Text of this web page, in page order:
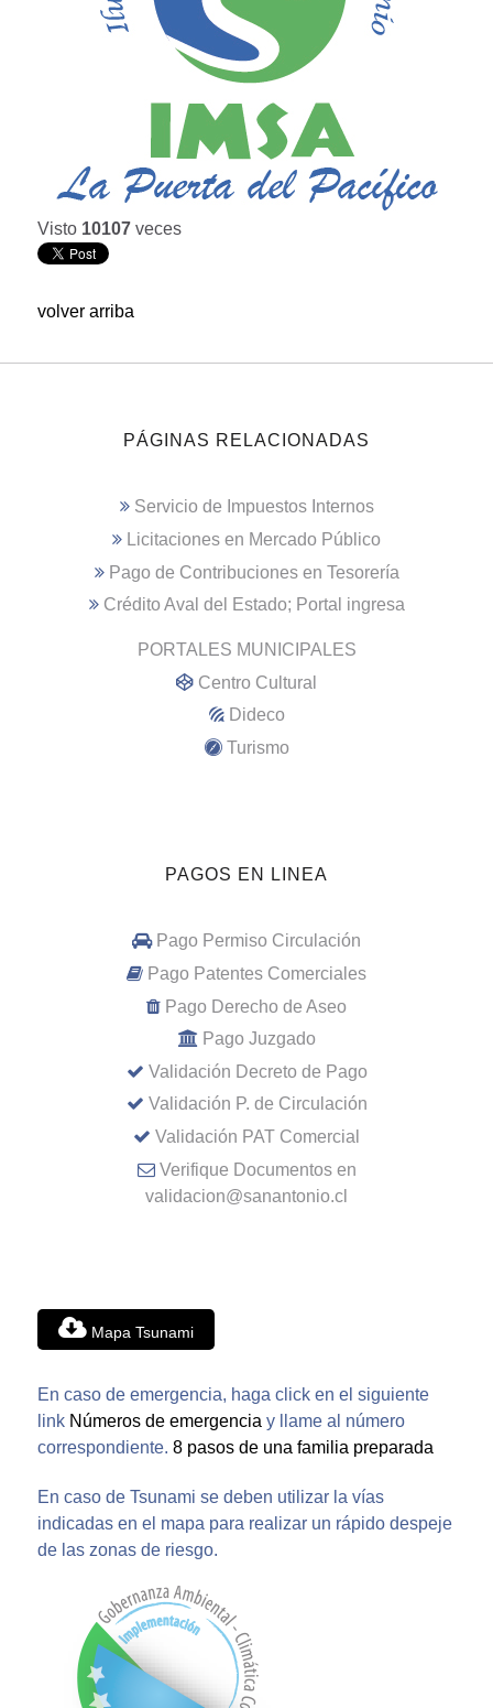
Visto 10107 veces
volver arriba
PÁGINAS RELACIONADAS
Servicio de Impuestos Internos
Licitaciones en Mercado Público
Pago de Contribuciones en Tesorería
Crédito Aval del Estado; Portal ingresa
PORTALES MUNICIPALES
Centro Cultural
Dideco
Turismo
PAGOS EN LINEA
Pago Permiso Circulación
Pago Patentes Comerciales
Pago Derecho de Aseo
Pago Juzgado
Validación Decreto de Pago
Validación P. de Circulación
Validación PAT Comercial
Verifique Documentos en
validacion@sanantonio.cl
Mapa Tsunami
En caso de emergencia, haga click en el siguiente
link Números de emergencia y llame al número
correspondiente. 8 pasos de una familia preparada
En caso de Tsunami se deben utilizar la vías
indicadas en el mapa para realizar un rápido despeje
de las zonas de riesgo.